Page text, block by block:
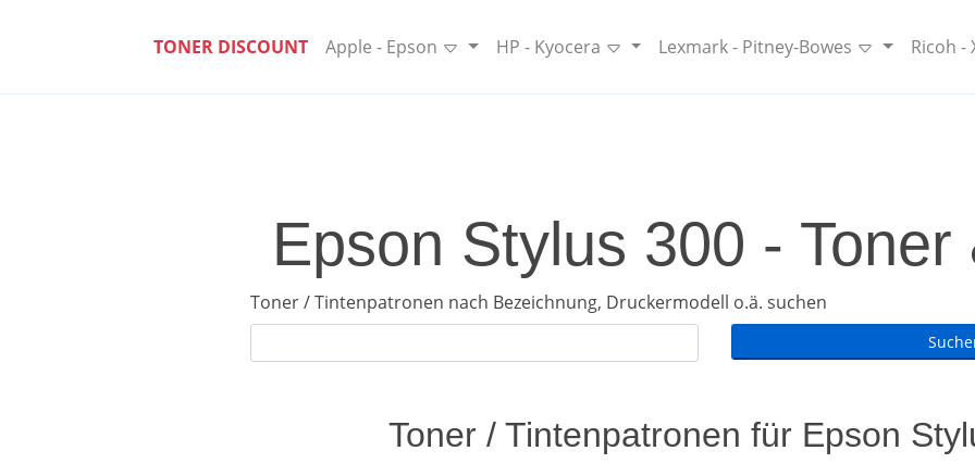
TONER DISCOUNT Apple - Epson HP - Kyocera Lexmark - Pitney-Bowes Ricoh -
Epson Stylus 300 - Toner
Toner / Tintenpatronen nach Bezeichnung, Druckermodell o.ä. suchen
Toner / Tintenpatronen für Epson